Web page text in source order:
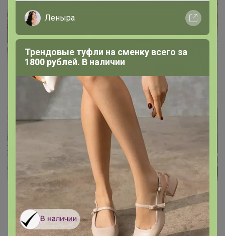
Леныра
Трендовые туфли на сменку всего за
1800 рублей. В наличии